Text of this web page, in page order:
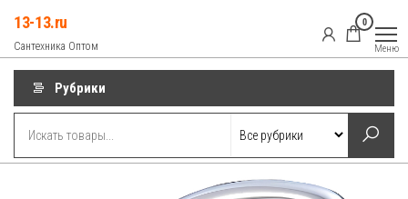
содержимому
13-13.ru
Сантехника Оптом
0
Меню
Рубрики